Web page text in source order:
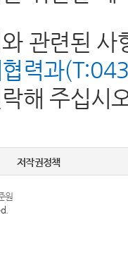
관련된 사
력과
해 주십시
저작권정책
원